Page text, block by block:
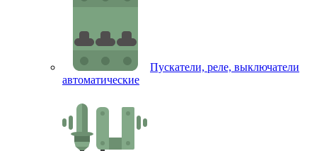
Пускатели, реле, выключатели
автоматические